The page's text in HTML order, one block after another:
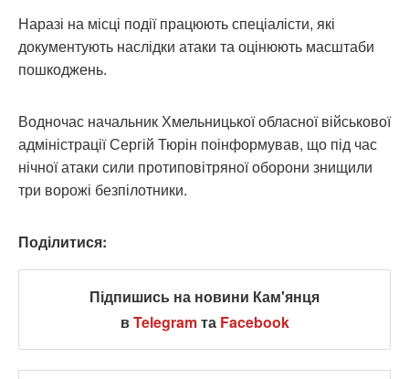
Наразі на місці події працюють спеціалісти, які
документують наслідки атаки та оцінюють масштаби
пошкоджень.
Водночас начальник Хмельницької обласної військової
адміністрації Сергій Тюрін поінформував, що під час
нічної атаки сили протиповітряної оборони знищили
три ворожі безпілотники.
Поділитися:
Підпишись на новини Кам'янця
вTelegramта Facebook